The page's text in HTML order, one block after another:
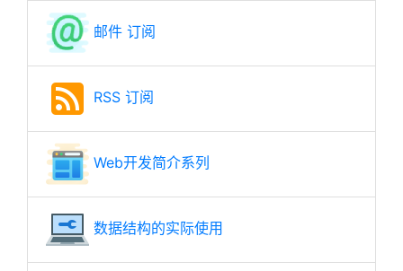
邮件 订阅
RSS 订阅
Web开发简介系列
数据结构的实际使用